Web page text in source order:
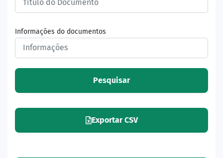
Informações do documentos
Pesquisar
Exportar CSV